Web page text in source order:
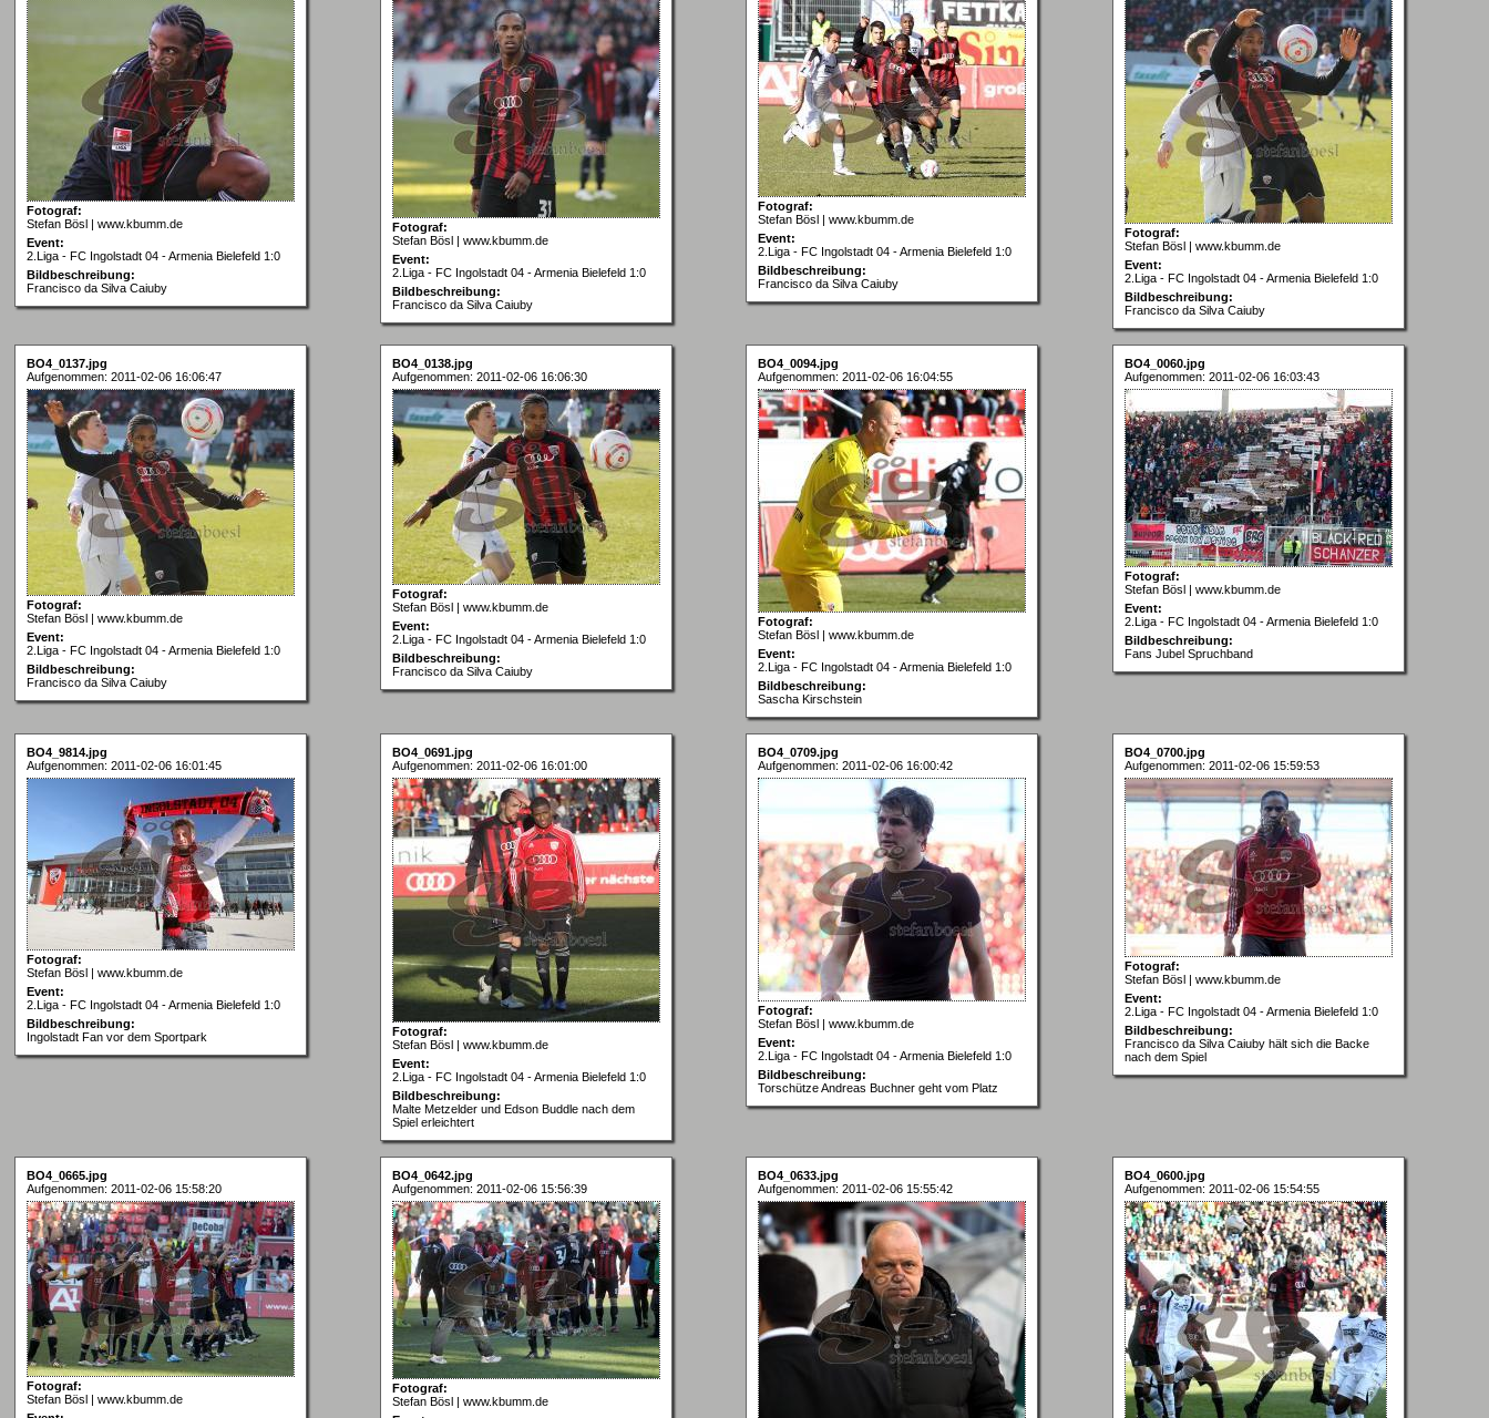
Fotograf:
Stefan Bösl | www.kbumm.de
Event:
2.Liga - FC Ingolstadt 04 - Armenia Bielefeld 1:0
Bildbeschreibung:
Francisco da Silva Caiuby
Fotograf:
Stefan Bösl | www.kbumm.de
Event:
2.Liga - FC Ingolstadt 04 - Armenia Bielefeld 1:0
Bildbeschreibung:
Francisco da Silva Caiuby
Fotograf:
Stefan Bösl | www.kbumm.de
Event:
2.Liga - FC Ingolstadt 04 - Armenia Bielefeld 1:0
Bildbeschreibung:
Francisco da Silva Caiuby
Fotograf:
Stefan Bösl | www.kbumm.de
Event:
2.Liga - FC Ingolstadt 04 - Armenia Bielefeld 1:0
Bildbeschreibung:
Francisco da Silva Caiuby
BO4_0137.jpg
Aufgenommen: 2011-02-06 16:06:47
Fotograf:
Stefan Bösl | www.kbumm.de
Event:
2.Liga - FC Ingolstadt 04 - Armenia Bielefeld 1:0
Bildbeschreibung:
Francisco da Silva Caiuby
BO4_0138.jpg
Aufgenommen: 2011-02-06 16:06:30
Fotograf:
Stefan Bösl | www.kbumm.de
Event:
2.Liga - FC Ingolstadt 04 - Armenia Bielefeld 1:0
Bildbeschreibung:
Francisco da Silva Caiuby
BO4_0094.jpg
Aufgenommen: 2011-02-06 16:04:55
Fotograf:
Stefan Bösl | www.kbumm.de
Event:
2.Liga - FC Ingolstadt 04 - Armenia Bielefeld 1:0
Bildbeschreibung:
Sascha Kirschstein
BO4_0060.jpg
Aufgenommen: 2011-02-06 16:03:43
Fotograf:
Stefan Bösl | www.kbumm.de
Event:
2.Liga - FC Ingolstadt 04 - Armenia Bielefeld 1:0
Bildbeschreibung:
Fans Jubel Spruchband
BO4_9814.jpg
Aufgenommen: 2011-02-06 16:01:45
Fotograf:
Stefan Bösl | www.kbumm.de
Event:
2.Liga - FC Ingolstadt 04 - Armenia Bielefeld 1:0
Bildbeschreibung:
Ingolstadt Fan vor dem Sportpark
BO4_0691.jpg
Aufgenommen: 2011-02-06 16:01:00
Fotograf:
Stefan Bösl | www.kbumm.de
Event:
2.Liga - FC Ingolstadt 04 - Armenia Bielefeld 1:0
Bildbeschreibung:
Malte Metzelder und Edson Buddle nach dem
Spiel erleichtert
BO4_0709.jpg
Aufgenommen: 2011-02-06 16:00:42
Fotograf:
Stefan Bösl | www.kbumm.de
Event:
2.Liga - FC Ingolstadt 04 - Armenia Bielefeld 1:0
Bildbeschreibung:
Torschütze Andreas Buchner geht vom Platz
BO4_0700.jpg
Aufgenommen: 2011-02-06 15:59:53
Fotograf:
Stefan Bösl | www.kbumm.de
Event:
2.Liga - FC Ingolstadt 04 - Armenia Bielefeld 1:0
Bildbeschreibung:
Francisco da Silva Caiuby hält sich die Backe
nach dem Spiel
BO4_0665.jpg
Aufgenommen: 2011-02-06 15:58:20
Fotograf:
Stefan Bösl | www.kbumm.de
BO4_0642.jpg
Aufgenommen: 2011-02-06 15:56:39
Fotograf:
Stefan Bösl | www.kbumm.de
BO4_0633.jpg
Aufgenommen: 2011-02-06 15:55:42
BO4_0600.jpg
Aufgenommen: 2011-02-06 15:54:55